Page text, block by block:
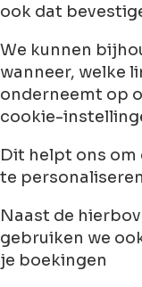
ook dat
We kunnen
wanneer, welke
onderneemt op
cookie-
Dit helpt ons om
te
Naast de
gebruiken we
je boekingen